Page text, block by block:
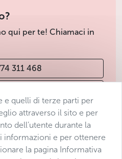
qui per te! Chiamaci in
311 468
quelli di terze parti per
attraverso il sito e per
dell’utente durante la
informazioni e per ottenere
la pagina Informativa